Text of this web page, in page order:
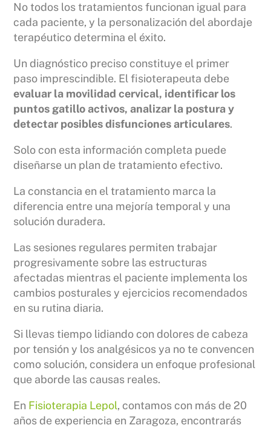
No todos los tratamientos funcionan igual para
cada paciente, y la personalización del abordaje
terapéutico determina el éxito.
Un diagnóstico preciso constituye el primer
paso imprescindible. El fisioterapeuta debe
evaluar la movilidad cervical, identificar los
puntos gatillo activos, analizar la postura y
detectar posibles disfunciones articulares.
Solo con esta información completa puede
diseñarse un plan de tratamiento efectivo.
La constancia en el tratamiento marca la
diferencia entre una mejoría temporal y una
solución duradera.
Las sesiones regulares permiten trabajar
progresivamente sobre las estructuras
afectadas mientras el paciente implementa los
cambios posturales y ejercicios recomendados
en su rutina diaria.
Si llevas tiempo lidiando con dolores de cabeza
por tensión y los analgésicos ya no te convencen
como solución, considera un enfoque profesional
que aborde las causas reales.
En Fisioterapia Lepol, contamos con más de 20
años de experiencia en Zaragoza, encontrarás